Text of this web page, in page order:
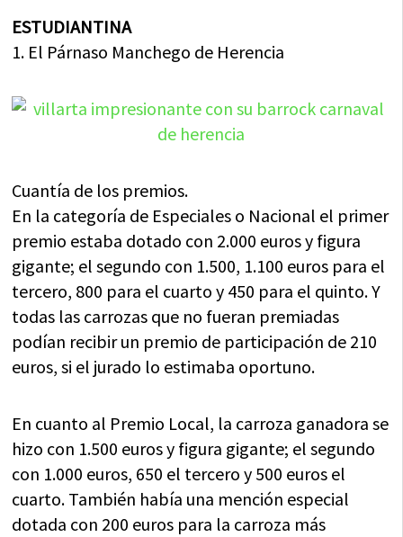
ESTUDIANTINA
1. El Párnaso Manchego de Herencia
Cuantía de los premios.
En la categoría de Especiales o Nacional el primer
premio estaba dotado con 2.000 euros y figura
gigante; el segundo con 1.500, 1.100 euros para el
tercero, 800 para el cuarto y 450 para el quinto. Y
todas las carrozas que no fueran premiadas
podían recibir un premio de participación de 210
euros, si el jurado lo estimaba oportuno.
En cuanto al Premio Local, la carroza ganadora se
hizo con 1.500 euros y figura gigante; el segundo
con 1.000 euros, 650 el tercero y 500 euros el
cuarto. También había una mención especial
dotada con 200 euros para la carroza más